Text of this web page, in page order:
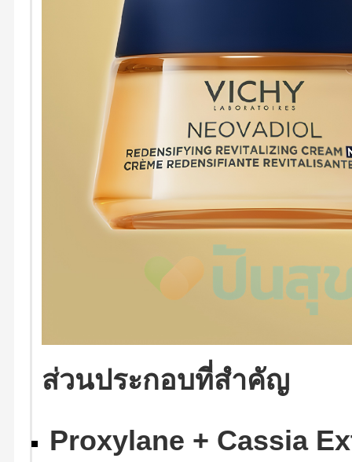
ส่วนประกอบที่สำคัญ
Proxylane + Cassia